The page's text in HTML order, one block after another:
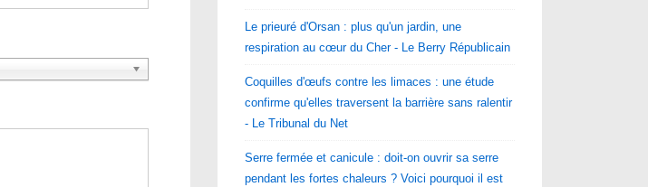
Le prieuré d'Orsan : plus qu'un jardin, une
respiration au cœur du Cher - Le Berry Républicain
Coquilles d'œufs contre les limaces : une étude
confirme qu'elles traversent la barrière sans ralentir
- Le Tribunal du Net
Serre fermée et canicule : doit-on ouvrir sa serre
pendant les fortes chaleurs ? Voici pourquoi il est